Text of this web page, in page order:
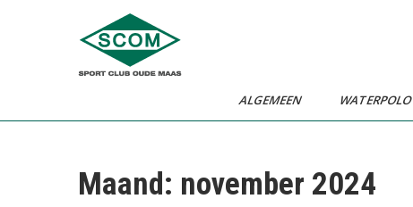
ALGEMEEN WATERPOLO
Maand: november 2024